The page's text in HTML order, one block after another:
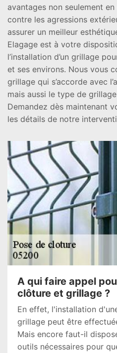
avantages non seulement
contre les agressions
assurer un meilleur
Elagage est à votre
l’installation d’un grillage
et ses environs. Nous vous
grillage qui s’accorde avec
mais aussi le type de
Demandez dès maintenant
les détails de notre
A qui faire appel
clôture et grillage ?
En effet, l'installation
grillage peut être
Mais encore faut-il
outils nécessaires pour